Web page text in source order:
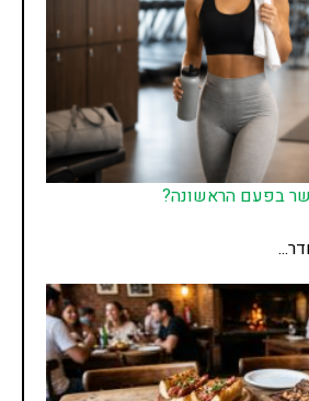
בפעם הראשונה?